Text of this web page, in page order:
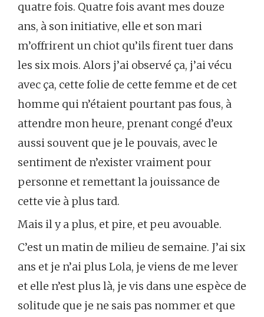
quatre fois. Quatre fois avant mes douze
ans, à son initiative, elle et son mari
m’offrirent un chiot qu’ils firent tuer dans
les six mois. Alors j’ai observé ça, j’ai vécu
avec ça, cette folie de cette femme et de cet
homme qui n’étaient pourtant pas fous, à
attendre mon heure, prenant congé d’eux
aussi souvent que je le pouvais, avec le
sentiment de n’exister vraiment pour
personne et remettant la jouissance de
cette vie à plus tard.
Mais il y a plus, et pire, et peu avouable.
C’est un matin de milieu de semaine. J’ai six
ans et je n’ai plus Lola, je viens de me lever
et elle n’est plus là, je vis dans une espèce de
solitude que je ne sais pas nommer et que